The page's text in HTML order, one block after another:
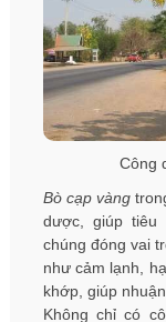
Công
Bò cạp vàng
dược, giúp tiêu
chúng đóng vai
như cảm lạnh,
khớp, giúp nhuận
Không chỉ có